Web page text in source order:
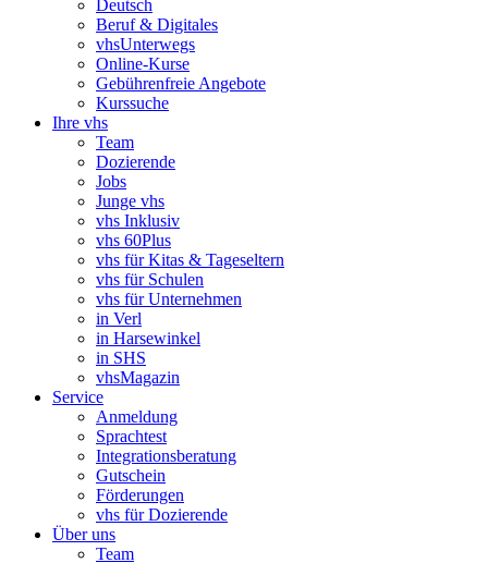
Deutsch
Beruf & Digitales
vhsUnterwegs
Online-Kurse
Gebührenfreie Angebote
Kurssuche
Ihre vhs
Team
Dozierende
Jobs
Junge vhs
vhs Inklusiv
vhs 60Plus
vhs für Kitas & Tageseltern
vhs für Schulen
vhs für Unternehmen
in Verl
in Harsewinkel
in SHS
vhsMagazin
Service
Anmeldung
Sprachtest
Integrationsberatung
Gutschein
Förderungen
vhs für Dozierende
Über uns
Team